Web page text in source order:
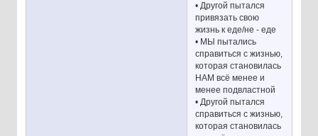
• Другой пытался
привязать свою
жизнь к еде/не - еде
• МЫ пытались
справиться с жизнью,
которая становилась
НАМ всё менее и
менее подвластной
• Другой пытался
справиться с жизнью,
которая становилась